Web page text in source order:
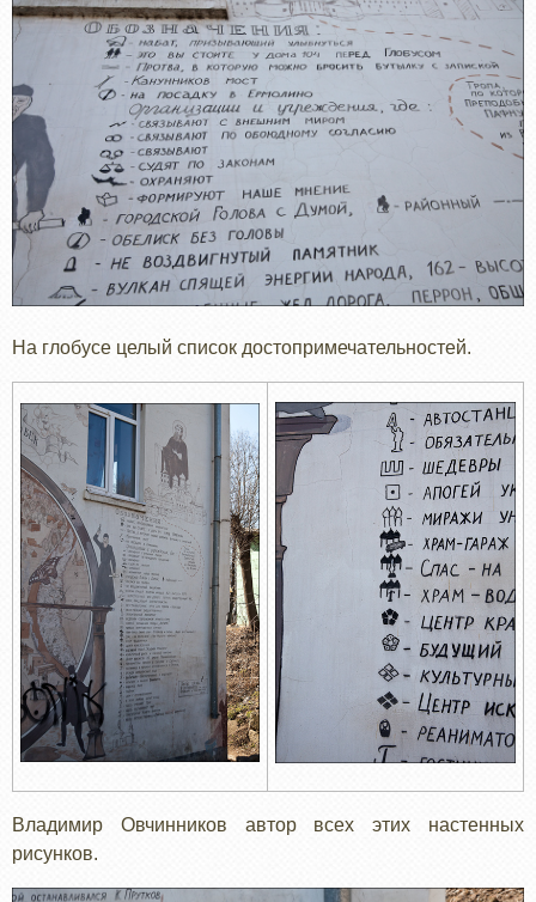
На глобусе целый список достопримечательностей.
Владимир Овчинников автор всех этих настенных
рисунков.